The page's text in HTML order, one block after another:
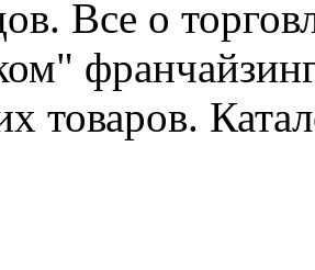
Все о
товаров.